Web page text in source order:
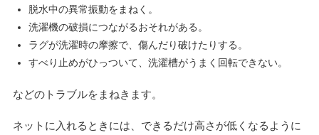
脱水中の異常振動をまねく。
洗濯機の破損につながるおそれがある。
ラグが洗濯時の摩擦で、傷んだり破けたりする。
すべり止めがひっついて、洗濯槽がうまく回転できない。
などのトラブルをまねきます。
ネットに入れるときには、できるだけ高さが低くなるように